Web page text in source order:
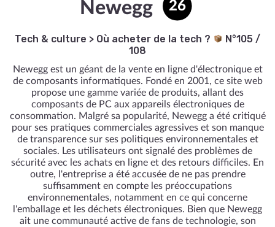
Newegg 26
Tech & culture > Où acheter de la tech ?
N°105 /
108
Newegg est un géant de la vente en ligne d'électronique et
de composants informatiques. Fondé en 2001, ce site web
propose une gamme variée de produits, allant des
composants de PC aux appareils électroniques de
consommation. Malgré sa popularité, Newegg a été critiqué
pour ses pratiques commerciales agressives et son manque
de transparence sur ses politiques environnementales et
sociales. Les utilisateurs ont signalé des problèmes de
sécurité avec les achats en ligne et des retours difficiles. En
outre, l'entreprise a été accusée de ne pas prendre
suffisamment en compte les préoccupations
environnementales, notamment en ce qui concerne
l'emballage et les déchets électroniques. Bien que Newegg
ait une communauté active de fans de technologie, son